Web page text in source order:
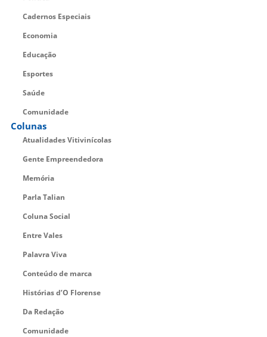
Cadernos Especiais
Economia
Educação
Esportes
Saúde
Comunidade
Colunas
Atualidades Vitivinícolas
Gente Empreendedora
Memória
Parla Talian
Coluna Social
Entre Vales
Palavra Viva
Conteúdo de marca
Histórias d’O Florense
Da Redação
Comunidade